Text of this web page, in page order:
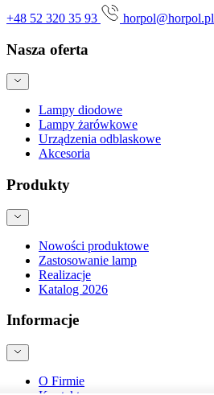
+48 52 320 35 93 horpol@horpol.pl
Nasza oferta
Lampy diodowe
Lampy żarówkowe
Urządzenia odblaskowe
Akcesoria
Produkty
Nowości produktowe
Zastosowanie lamp
Realizacje
Katalog 2026
Informacje
O Firmie